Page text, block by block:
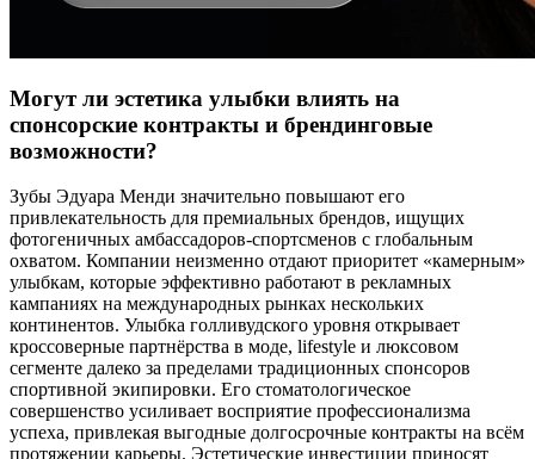
Могут ли эстетика улыбки влиять на
спонсорские контракты и брендинговые
возможности?
Зубы Эдуара Менди значительно повышают его
привлекательность для премиальных брендов, ищущих
фотогеничных амбассадоров-спортсменов с глобальным
охватом. Компании неизменно отдают приоритет «камерным»
улыбкам, которые эффективно работают в рекламных
кампаниях на международных рынках нескольких
континентов. Улыбка голливудского уровня открывает
кроссоверные партнёрства в моде, lifestyle и люксовом
сегменте далеко за пределами традиционных спонсоров
спортивной экипировки. Его стоматологическое
совершенство усиливает восприятие профессионализма
успеха, привлекая выгодные долгосрочные контракты на всём
протяжении карьеры. Эстетические инвестиции приносят